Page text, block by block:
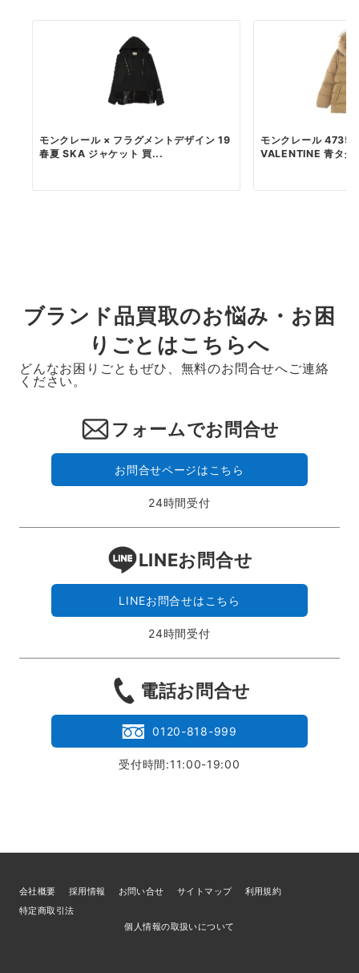
モンクレール × フラグメントデザイン 19
春夏 SKA ジャケット 買...
モンクレール
VALENTINE 青タグ
ブランド品買取のお悩み・お困
りごとはこちらへ
どんなお困りごともぜひ、無料のお問合せへご連絡
ください。
フォームでお問合せ
お問合せページはこちら
24時間受付
LINEお問合せ
LINEお問合せはこちら
24時間受付
電話お問合せ
0120-818-999
受付時間:11:00-19:00
会社概要 採用情報 お問い合せ サイトマップ
利用規約
特定商取引法
個人情報の取扱いについて